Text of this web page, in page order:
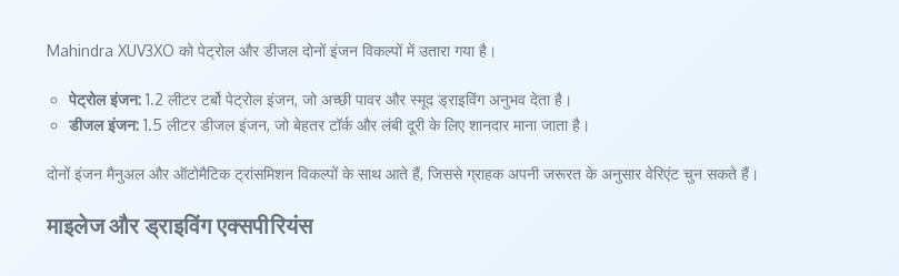
Mahindra XUV3XO को पेट्रोल और डीजल दोनों इंजन विकल्पों में उतारा गया है।
पेट्रोल इंजन: 1.2 लीटर टर्बो पेट्रोल इंजन, जो अच्छी पावर और स्मूद ड्राइविंग अनुभव देता है।
डीजल इंजन: 1.5 लीटर डीजल इंजन, जो बेहतर टॉर्क और लंबी दूरी के लिए शानदार माना जाता है।
दोनों इंजन मैनुअल और ऑटोमैटिक ट्रांसमिशन विकल्पों के साथ आते हैं, जिससे ग्राहक अपनी जरूरत के अनुसार वेरिएंट चुन सकते हैं।
माइलेज और ड्राइविंग एक्सपीरियंस